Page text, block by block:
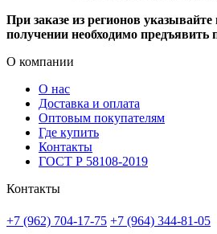
При заказе из регионов
получении необходимо предъявить
О компании
О нас
Доставка и оплата
Оптовым покупателям
Где купить
Контакты
ГОСТ Р 58108-2019
Контакты
+7 (962) 704-17-75 +7 (964) 344-81-05